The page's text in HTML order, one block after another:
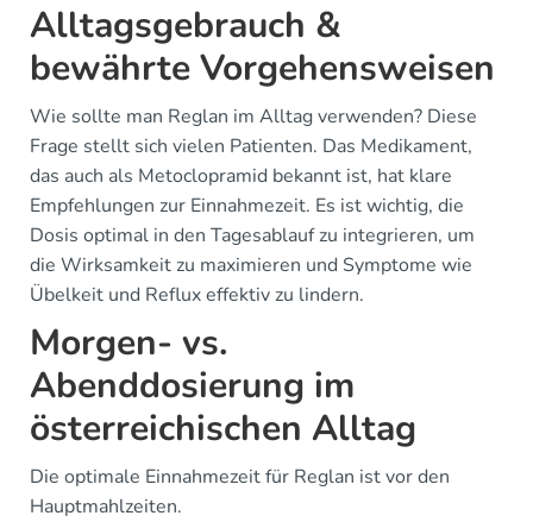
Alltagsgebrauch &
bewährte Vorgehensweisen
Wie sollte man Reglan im Alltag verwenden? Diese
Frage stellt sich vielen Patienten. Das Medikament,
das auch als Metoclopramid bekannt ist, hat klare
Empfehlungen zur Einnahmezeit. Es ist wichtig, die
Dosis optimal in den Tagesablauf zu integrieren, um
die Wirksamkeit zu maximieren und Symptome wie
Übelkeit und Reflux effektiv zu lindern.
Morgen- vs.
Abenddosierung im
österreichischen Alltag
Die optimale Einnahmezeit für Reglan ist vor den
Hauptmahlzeiten.